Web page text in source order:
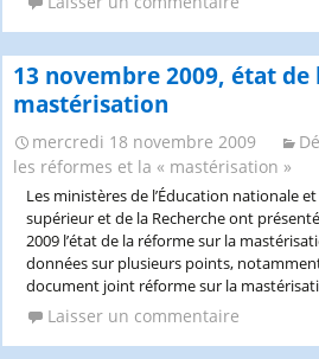
13 novembre 2009, état
mastérisation
mercredi 18 novembre 2009
les réformes et la « mastérisation »
Les ministères de l’Éducation nationale
supérieur et de la Recherche ont
2009 l’état de la réforme sur la
données sur plusieurs points,
document joint réforme sur la
Laisser un commentaire